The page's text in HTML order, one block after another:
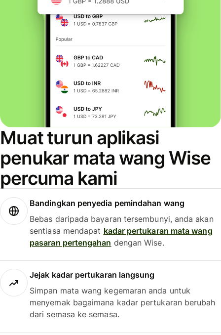
Muat turun aplikasi
penukar mata wang Wise
percuma kami
Bandingkan penyedia pemindahan wang
Bebas daripada bayaran tersembunyi, anda akan
sentiasa mendapat kadar pertukaran mata wang
pasaran pertengahan dengan Wise.
Jejak kadar pertukaran langsung
Simpan mata wang kegemaran anda untuk
menyemak bagaimana kadar pertukaran berubah
dari semasa ke semasa.